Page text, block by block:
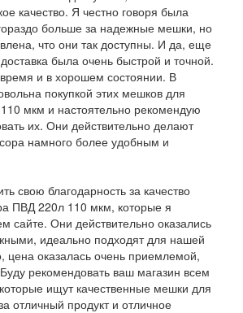
качество. Я честно говоря была
больше за надежные мешки, но
что они так доступны. И да, еще
была очень быстрой и точной.
и в хорошем состоянии. В
покупкой этих мешков для
мкм и настоятельно рекомендую
их. Они действительно делают
намного более удобным и
свою благодарность за качество
ПВД 220л 110 мкм, которые я
сайте. Они действительно оказались
идеально подходят для нашей
цена оказалась очень приемлемой,
рекомендовать ваш магазин всем
ищут качественные мешки для
отличный продукт и отличное